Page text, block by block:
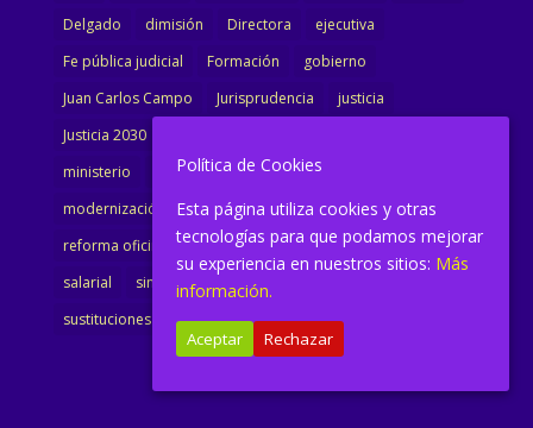
Delgado
dimisión Directora
ejecutiva
Fe pública judicial
Formación
gobierno
Juan Carlos Campo
Jurisprudencia
justicia
Justicia 2030
ministerio
Ministra Justicia
Ministro de Justicia
modernización
noticias Portavoz
reforma
reforma oficina
renovación retribuciones
reunión
salarial
sindicalismo sindicato
sustituciones
Textualización Transcripciones
Política de Cookies
Esta página utiliza cookies y otras
tecnologías para que podamos mejorar
su experiencia en nuestros sitios: Más
información.
Aceptar Rechazar